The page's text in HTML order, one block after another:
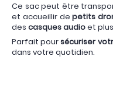
Ce sac peut être
et accueillir de petits
des casques audioet
Parfait poursécuriser
dans votre quotidien.